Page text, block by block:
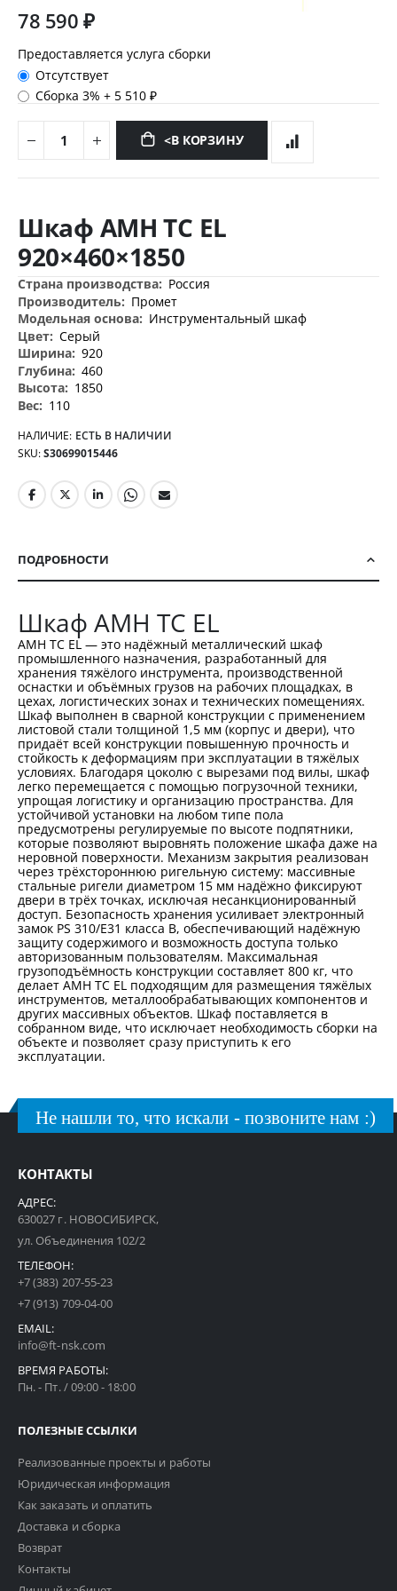
78 590 ₽
Предоставляется услуга сборки
Отсутствует
Сборка 3%+ 5 510 ₽
<В КОРЗИНУ
к
началу
изображений
Шкаф AMH TC EL
920×460×1850
Дополнительная
информация
Россия
Промет
Инструментальный шкаф
Серый
920
460
1850
110
НАЛИЧИЕ: ЕСТЬ В НАЛИЧИИ
SKU S30699015446
ПОДРОБНОСТИ
Шкаф AMH TC EL
AMH TC EL — это надёжный металлический шкаф
промышленного назначения, разработанный для
хранения тяжёлого инструмента, производственной
оснастки и объёмных грузов на рабочих площадках, в
цехах, логистических зонах и технических помещениях.
Шкаф выполнен в сварной конструкции с применением
листовой стали толщиной 1,5 мм (корпус и двери), что
придаёт всей конструкции повышенную прочность и
стойкость к деформациям при эксплуатации в тяжёлых
условиях. Благодаря цоколю с вырезами под вилы, шкаф
легко перемещается с помощью погрузочной техники,
упрощая логистику и организацию пространства. Для
устойчивой установки на любом типе пола
предусмотрены регулируемые по высоте подпятники,
которые позволяют выровнять положение шкафа даже на
неровной поверхности. Механизм закрытия реализован
через трёхстороннюю ригельную систему: массивные
стальные ригели диаметром 15 мм надёжно фиксируют
двери в трёх точках, исключая несанкционированный
доступ. Безопасность хранения усиливает электронный
замок PS 310/E31 класса В, обеспечивающий надёжную
защиту содержимого и возможность доступа только
авторизованным пользователям. Максимальная
грузоподъёмность конструкции составляет 800 кг, что
делает AMH TC EL подходящим для размещения тяжёлых
инструментов, металлообрабатывающих компонентов и
других массивных объектов. Шкаф поставляется в
собранном виде, что исключает необходимость сборки на
объекте и позволяет сразу приступить к его
эксплуатации.
Не нашли то, что искали - позвоните нам :)
КОНТАКТЫ
АДРЕС:
630027 г. НОВОСИБИРСК,
ул. Объединения 102/2
ТЕЛЕФОН:
+7 (383) 207-55-23
+7 (913) 709-04-00
EMAIL:
info@ft-nsk.com
ВРЕМЯ РАБОТЫ:
Пн. - Пт. / 09:00 - 18:00
ПОЛЕЗНЫЕ ССЫЛКИ
Реализованные проекты и работы
Юридическая информация
Как заказать и оплатить
Доставка и сборка
Возврат
Контакты